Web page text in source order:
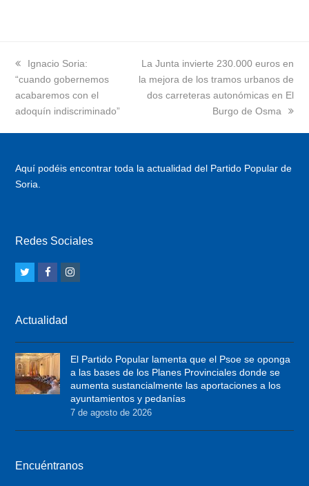
previous
post:
Ignacio Soria:
“cuando gobernemos
acabaremos con el
adoquín indiscriminado”
next
post:
La Junta invierte 230.000 euros en
la mejora de los tramos urbanos de
dos carreteras autonómicas en El
Burgo de Osma
Aquí podéis encontrar toda la actualidad del Partido Popular de
Soria.
Redes Sociales
t
t
e
r
F
e
b
o
a
g
r
a
Actualidad
El Partido Popular lamenta que el Psoe se oponga
a las bases de los Planes Provinciales donde se
aumenta sustancialmente las aportaciones a los
ayuntamientos y pedanías
7 de agosto de 2026
Encuéntranos